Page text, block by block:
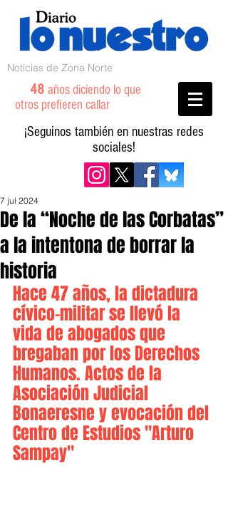
Noticias de Zona Norte
48 años diciendo lo que
otros prefieren callar
¡Seguinos también en nuestras redes
sociales!
De la “Noche de las Corbatas”
a la intentona de borrar la
historia
7 jul 2024
Hace 47 años, la dictadura
cívico-militar se llevó la
vida de abogados que
bregaban por los Derechos
Humanos. Actos de la
Asociación Judicial
Bonaeresne y evocación del
Centro de Estudios "Arturo
Sampay"